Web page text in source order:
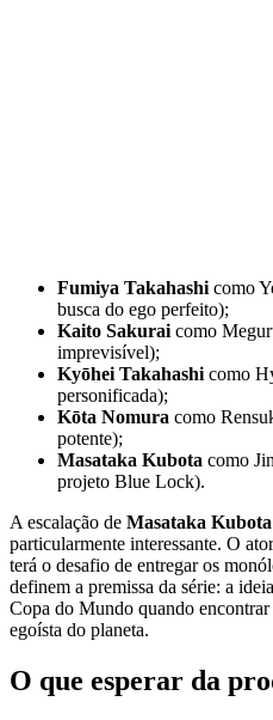
Fumiya Takahashi como
busca do ego perfeito);
Kaito Sakurai como
imprevisível);
Kyōhei Takahashi como
personificada);
Kōta Nomura como
potente);
Masataka Kubota como
projeto Blue Lock).
A escalação de Masataka Kubota
particularmente interessante. O
terá o desafio de entregar os
definem a premissa da série: a
Copa do Mundo quando
egoísta do planeta.
O que esperar da